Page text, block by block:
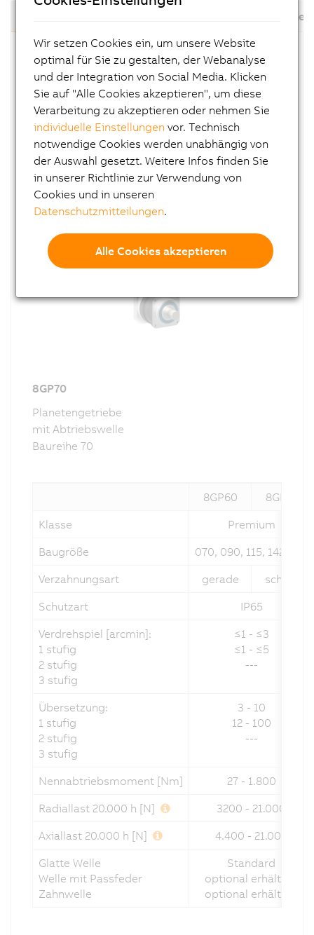
8GP60
Planetengetriebe
mit Abtriebswelle
Baureihe 60
8GP70
Planetengetriebe
mit Abtriebswelle
Baureihe 70
8GP60
8GP70
Klasse
Premium
Baugröße
070, 090, 115, 142, 190
Verzahnungsart
gerade
schräg
Schutzart
IP65
Verdrehspiel [arcmin]:
1 stufig
2 stufig
3 stufig
≤1 - ≤3
≤1 - ≤5
---
Übersetzung:
1 stufig
2 stufig
3 stufig
3 - 10
12 - 100
---
Nennabtriebsmoment [Nm]
27 - 1.800
Radiallast 20.000 h [N]
3200 - 21.000
Axiallast 20.000 h [N]
4.400 - 21.000
Glatte Welle
Welle mit Passfeder
Zahnwelle
Standard
optional erhältlich
optional erhältlich
Wir setzen Cookies ein, um unsere Website
optimal für Sie zu gestalten, der Webanalyse
und der Integration von Social Media. Klicken
Sie auf "Alle Cookies akzeptieren", um diese
Verarbeitung zu akzeptieren oder nehmen Sie
individuelle Einstellungen vor. Technisch
notwendige Cookies werden unabhängig von
der Auswahl gesetzt. Weitere Infos finden Sie
in unserer Richtlinie zur Verwendung von
Cookies und in unseren
Datenschutzmitteilungen.
Alle Cookies akzeptieren